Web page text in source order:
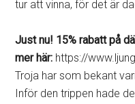
tur att vinna, för det är
Just nu! 15% rabatt på
mer här: https://
Troja har som bekant
Inför den trippen hade